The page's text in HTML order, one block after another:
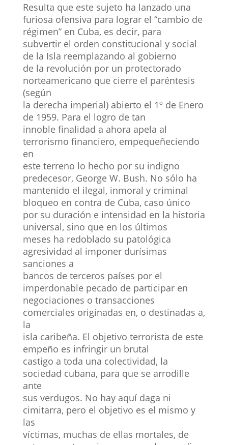
Resulta que este sujeto ha lanzado una
furiosa ofensiva para lograr el “cambio de
régimen” en Cuba, es decir, para
subvertir el orden constitucional y social
de la Isla reemplazando al gobierno
de la revolución por un protectorado
norteamericano que cierre el paréntesis
(según
la derecha imperial) abierto el 1º de Enero
de 1959. Para el logro de tan
innoble finalidad a ahora apela al
terrorismo financiero, empequeñeciendo
en
este terreno lo hecho por su indigno
predecesor, George W. Bush. No sólo ha
mantenido el ilegal, inmoral y criminal
bloqueo en contra de Cuba, caso único
por su duración e intensidad en la historia
universal, sino que en los últimos
meses ha redoblado su patológica
agresividad al imponer durísimas
sanciones a
bancos de terceros países por el
imperdonable pecado de participar en
negociaciones o transacciones
comerciales originadas en, o destinadas a,
la
isla caribeña. El objetivo terrorista de este
empeño es infringir un brutal
castigo a toda una colectividad, la
sociedad cubana, para que se arrodille
ante
sus verdugos. No hay aquí daga ni
cimitarra, pero el objetivo es el mismo y
las
víctimas, muchas de ellas mortales, de